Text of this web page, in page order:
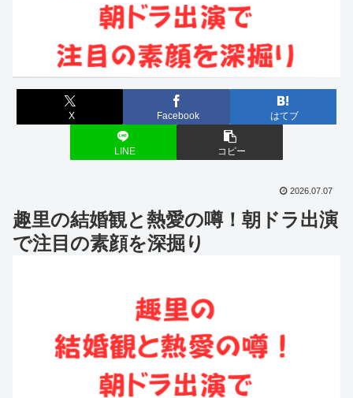
X Facebook はてブ
LINE コピー
2026.07.07
趣里の結婚観と熱愛の噂！朝ドラ出演
で注目の素顔を深掘り